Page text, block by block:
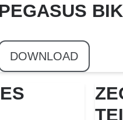
PEGASUS
DOWNLOAD